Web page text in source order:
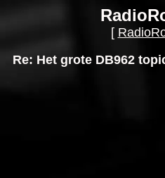
[
Re: Het grote DB962